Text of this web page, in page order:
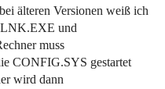
älteren Versionen weiß ich
und
muss
CONFIG.SYS gestartet
wird dann